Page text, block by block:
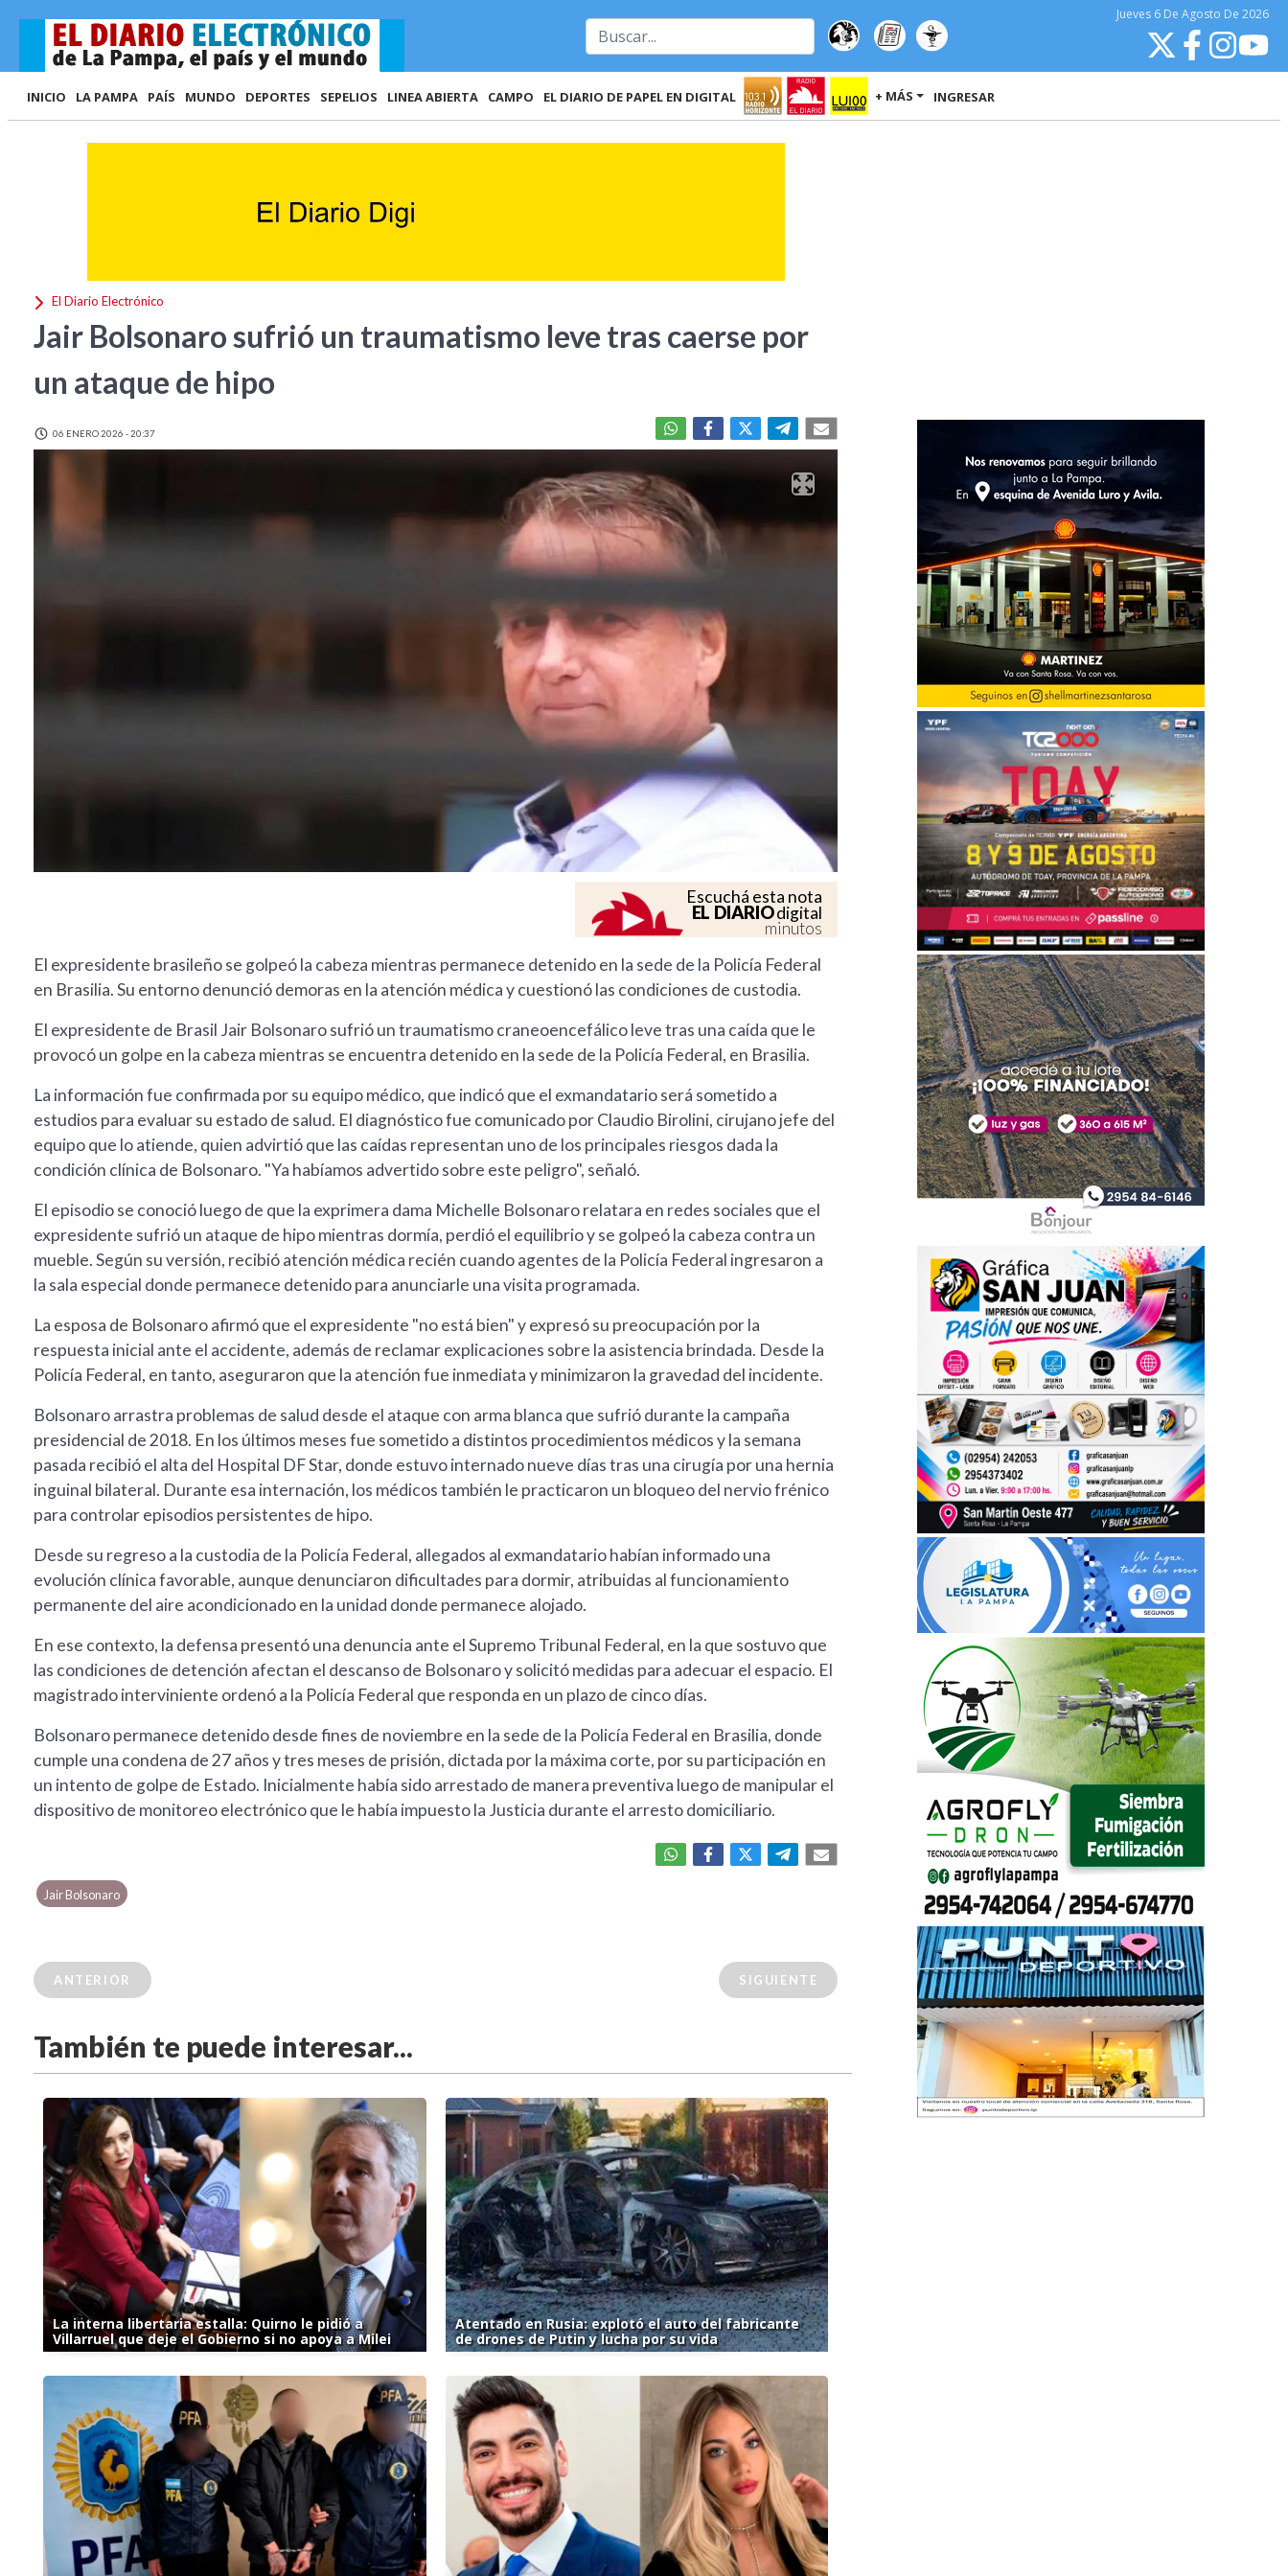
Jueves 6 De Agosto De 2026
INICIO LA PAMPA PAÍS MUNDO DEPORTES SEPELIOS LINEA ABIERTA CAMPO EL DIARIO DE PAPEL EN DIGITAL + MÁS INGRESAR
El Diario Electrónico
Jair Bolsonaro sufrió un traumatismo leve tras caerse por
un ataque de hipo
06 ENERO 2026 - 20:37
Escuchá esta nota
EL DIARIOdigital
minutos
El expresidente brasileño se golpeó la cabeza mientras permanece detenido en la sede de la Policía Federal
en Brasilia. Su entorno denunció demoras en la atención médica y cuestionó las condiciones de custodia.
El expresidente de Brasil Jair Bolsonaro sufrió un traumatismo craneoencefálico leve tras una caída que le
provocó un golpe en la cabeza mientras se encuentra detenido en la sede de la Policía Federal, en Brasilia.
La información fue confirmada por su equipo médico, que indicó que el exmandatario será sometido a
estudios para evaluar su estado de salud. El diagnóstico fue comunicado por Claudio Birolini, cirujano jefe del
equipo que lo atiende, quien advirtió que las caídas representan uno de los principales riesgos dada la
condición clínica de Bolsonaro. "Ya habíamos advertido sobre este peligro", señaló.
El episodio se conoció luego de que la exprimera dama Michelle Bolsonaro relatara en redes sociales que el
expresidente sufrió un ataque de hipo mientras dormía, perdió el equilibrio y se golpeó la cabeza contra un
mueble. Según su versión, recibió atención médica recién cuando agentes de la Policía Federal ingresaron a
la sala especial donde permanece detenido para anunciarle una visita programada.
La esposa de Bolsonaro afirmó que el expresidente "no está bien" y expresó su preocupación por la
respuesta inicial ante el accidente, además de reclamar explicaciones sobre la asistencia brindada. Desde la
Policía Federal, en tanto, aseguraron que la atención fue inmediata y minimizaron la gravedad del incidente.
Bolsonaro arrastra problemas de salud desde el ataque con arma blanca que sufrió durante la campaña
presidencial de 2018. En los últimos meses fue sometido a distintos procedimientos médicos y la semana
pasada recibió el alta del Hospital DF Star, donde estuvo internado nueve días tras una cirugía por una hernia
inguinal bilateral. Durante esa internación, los médicos también le practicaron un bloqueo del nervio frénico
para controlar episodios persistentes de hipo.
Desde su regreso a la custodia de la Policía Federal, allegados al exmandatario habían informado una
evolución clínica favorable, aunque denunciaron dificultades para dormir, atribuidas al funcionamiento
permanente del aire acondicionado en la unidad donde permanece alojado.
En ese contexto, la defensa presentó una denuncia ante el Supremo Tribunal Federal, en la que sostuvo que
las condiciones de detención afectan el descanso de Bolsonaro y solicitó medidas para adecuar el espacio. El
magistrado interviniente ordenó a la Policía Federal que responda en un plazo de cinco días.
Bolsonaro permanece detenido desde fines de noviembre en la sede de la Policía Federal en Brasilia, donde
cumple una condena de 27 años y tres meses de prisión, dictada por la máxima corte, por su participación en
un intento de golpe de Estado. Inicialmente había sido arrestado de manera preventiva luego de manipular el
dispositivo de monitoreo electrónico que le había impuesto la Justicia durante el arresto domiciliario.
Jair Bolsonaro
ANTERIOR SIGUIENTE
También te puede interesar...
La interna libertaria estalla: Quirno le pidió a
Villarruel que deje el Gobierno si no apoya a Milei
Atentado en Rusia: explotó el auto del fabricante
de drones de Putin y lucha por su vida